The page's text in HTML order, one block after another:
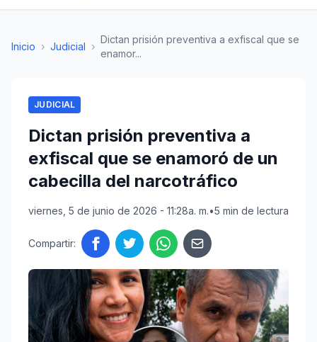
Inicio › Judicial ›
Dictan prisión preventiva a exfiscal que se
enamor...
JUDICIAL
Dictan prisión preventiva a
exfiscal que se enamoró de un
cabecilla del narcotráfico
viernes, 5 de junio de 2026 - 11:28a. m.•5 min de lectura
Compartir: